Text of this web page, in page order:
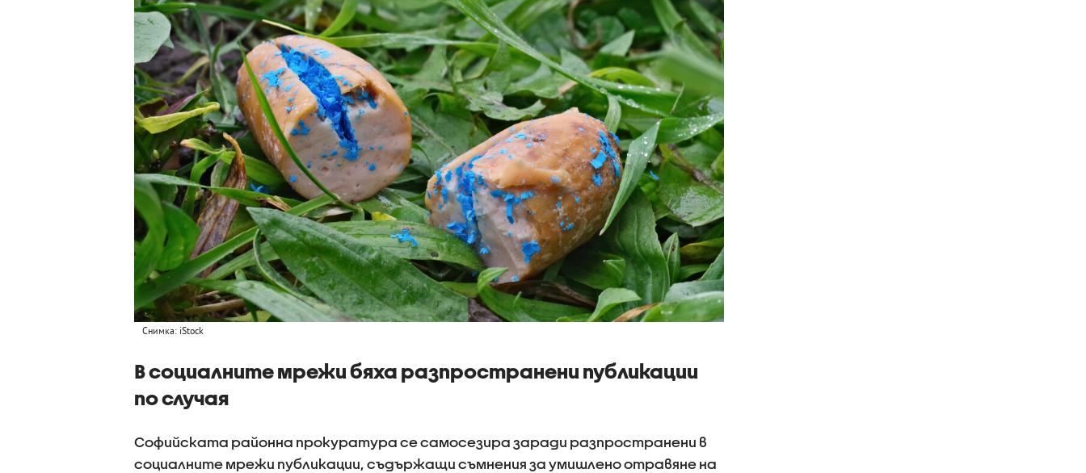
Снимка: iStock
В социалните мрежи бяха разпространени публикации
по случая
Софийската районна прокуратура се самосезира заради разпространени в
социалните мрежи публикации, съдържащи съмнения за умишлено отравяне на